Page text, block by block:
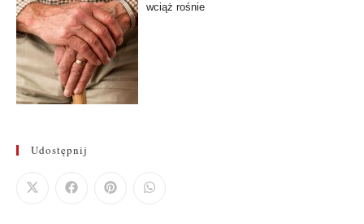
wciąż rośnie
Udostępnij